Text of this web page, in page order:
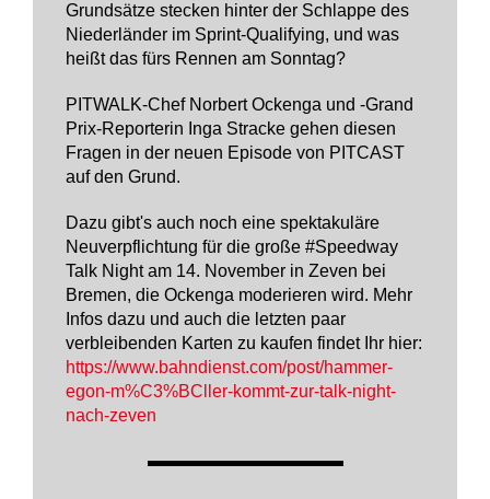
Grundsätze stecken hinter der Schlappe des
Niederländer im Sprint-Qualifying, und was
heißt das fürs Rennen am Sonntag?
PITWALK-Chef Norbert Ockenga und -Grand
Prix-Reporterin Inga Stracke gehen diesen
Fragen in der neuen Episode von PITCAST
auf den Grund.
Dazu gibt's auch noch eine spektakuläre
Neuverpflichtung für die große #Speedway
Talk Night am 14. November in Zeven bei
Bremen, die Ockenga moderieren wird. Mehr
Infos dazu und auch die letzten paar
verbleibenden Karten zu kaufen findet Ihr hier:
https://www.bahndienst.com/post/hammer-
egon-m%C3%BCller-kommt-zur-talk-night-
nach-zeven